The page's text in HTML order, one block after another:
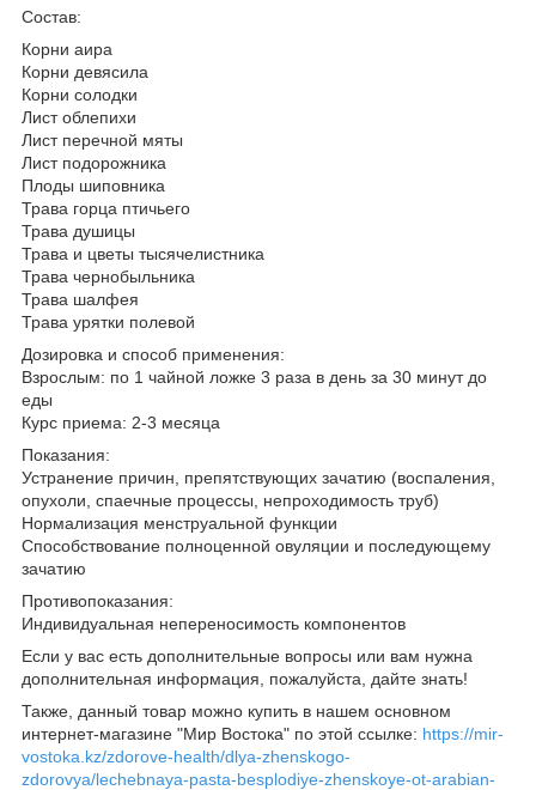
Состав:
Корни аира
Корни девясила
Корни солодки
Лист облепихи
Лист перечной мяты
Лист подорожника
Плоды шиповника
Трава горца птичьего
Трава душицы
Трава и цветы тысячелистника
Трава чернобыльника
Трава шалфея
Трава урятки полевой
Дозировка и способ применения:
Взрослым: по 1 чайной ложке 3 раза в день за 30 минут до
еды
Курс приема: 2-3 месяца
Показания:
Устранение причин, препятствующих зачатию (воспаления,
опухоли, спаечные процессы, непроходимость труб)
Нормализация менструальной функции
Способствование полноценной овуляции и последующему
зачатию
Противопоказания:
Индивидуальная непереносимость компонентов
Если у вас есть дополнительные вопросы или вам нужна
дополнительная информация, пожалуйста, дайте знать!
Также, данный товар можно купить в нашем основном
интернет-магазине "Мир Востока" по этой ссылке: https://mir-
vostoka.kz/zdorove-health/dlya-zhenskogo-
zdorovya/lechebnaya-pasta-besplodiye-zhenskoye-ot-arabian-